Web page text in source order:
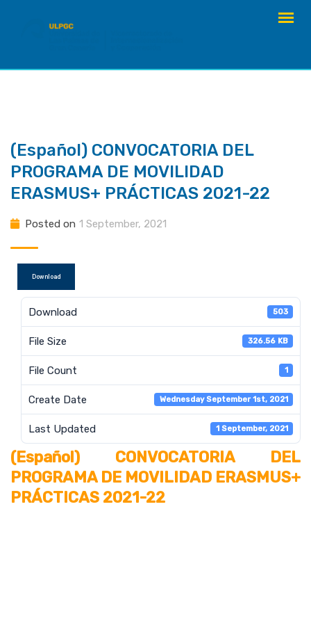
(Español) CONVOCATORIA DEL
PROGRAMA DE MOVILIDAD
ERASMUS+ PRÁCTICAS 2021-22
Posted on 1 September, 2021
Download
Download 503
File Size 326.56 KB
File Count 1
Create Date Wednesday September 1st, 2021
Last Updated 1 September, 2021
(Español) CONVOCATORIA DEL
PROGRAMA DE MOVILIDAD ERASMUS+
PRÁCTICAS 2021-22